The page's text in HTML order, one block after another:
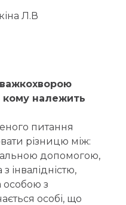
Л.В
належить
питання
різницю між:
допомогою,
інвалідністю,
особою з
особі, що